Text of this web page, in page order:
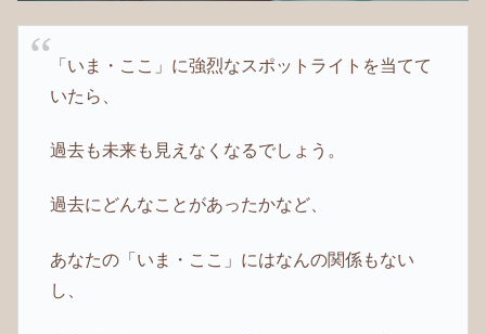
「いま・ここ」に強烈なスポットライトを当てて
いたら、
過去も未来も見えなくなるでしょう。
過去にどんなことがあったかなど、
あなたの「いま・ここ」にはなんの関係もない
し、